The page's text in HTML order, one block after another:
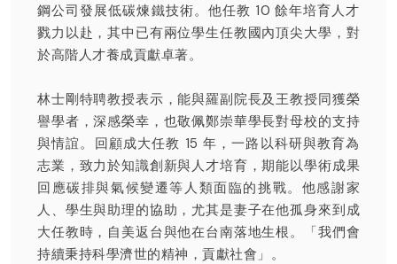
鋼公司發展低碳煉鐵技術。他任教 10 餘年培育人才
戮力以赴，其中已有兩位學生任教國內頂尖大學，對
於高階人才養成貢獻卓著。
林士剛特聘教授表示，能與羅副院長及王教授同獲榮
譽學者，深感榮幸，也敬佩鄭崇華學長對母校的支持
與情誼。回顧成大任教 15 年，一路以科研與教育為
志業，致力於知識創新與人才培育，期能以學術成果
回應碳排與氣候變遷等人類面臨的挑戰。他感謝家
人、學生與助理的協助，尤其是妻子在他孤身來到成
大任教時，自美返台與他在台南落地生根。「我們會
持續秉持科學濟世的精神，貢獻社會」。